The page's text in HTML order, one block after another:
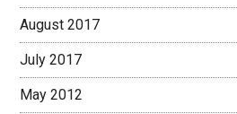
August 2017
July 2017
May 2012